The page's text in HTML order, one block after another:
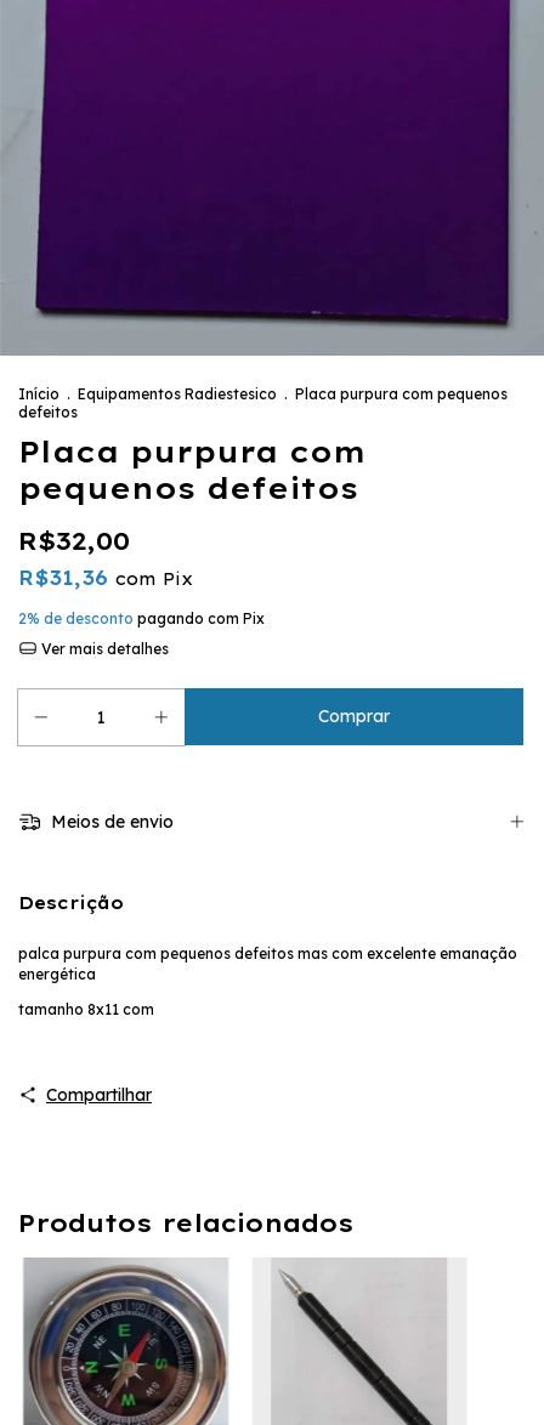
Início . Equipamentos Radiestesico . Placa purpura com pequenos
defeitos
Placa purpura com
pequenos defeitos
R$32,00
R$31,36 com Pix
2% de desconto pagando com Pix
Ver mais detalhes
Meios de envio
Descrição
palca purpura com pequenos defeitos mas com excelente emanação
energética
tamanho 8x11 com
Compartilhar
Produtos relacionados